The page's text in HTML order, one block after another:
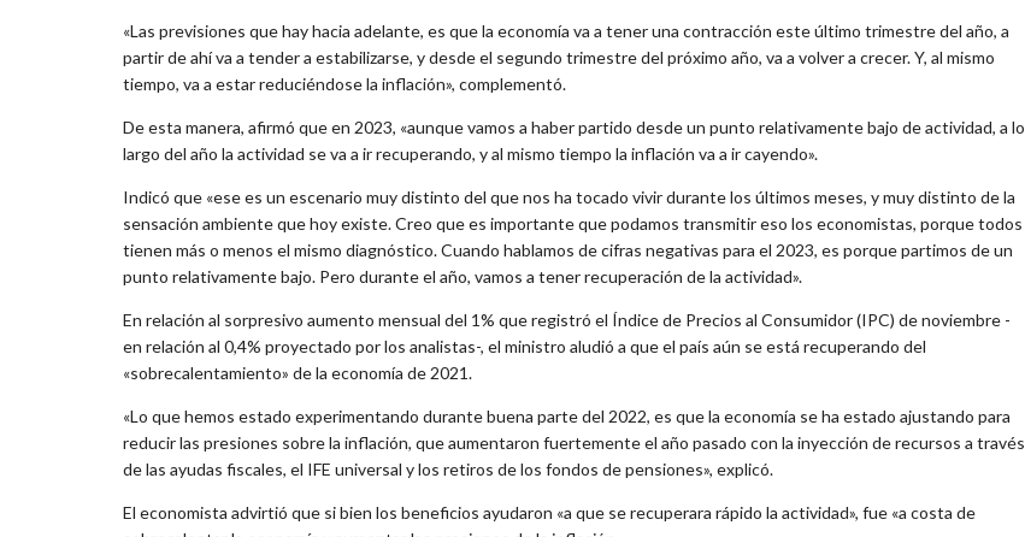
«Las previsiones que hay hacia adelante, es que la economía va a tener una contracción este último trimestre del año, a
partir de ahí va a tender a estabilizarse, y desde el segundo trimestre del próximo año, va a volver a crecer. Y, al mismo
tiempo, va a estar reduciéndose la inflación», complementó.
De esta manera, afirmó que en 2023, «aunque vamos a haber partido desde un punto relativamente bajo de actividad, a lo
largo del año la actividad se va a ir recuperando, y al mismo tiempo la inflación va a ir cayendo».
Indicó que «ese es un escenario muy distinto del que nos ha tocado vivir durante los últimos meses, y muy distinto de la
sensación ambiente que hoy existe. Creo que es importante que podamos transmitir eso los economistas, porque todos
tienen más o menos el mismo diagnóstico. Cuando hablamos de cifras negativas para el 2023, es porque partimos de un
punto relativamente bajo. Pero durante el año, vamos a tener recuperación de la actividad».
En relación al sorpresivo aumento mensual del 1% que registró el Índice de Precios al Consumidor (IPC) de noviembre -
en relación al 0,4% proyectado por los analistas-, el ministro aludió a que el país aún se está recuperando del
«sobrecalentamiento» de la economía de 2021.
«Lo que hemos estado experimentando durante buena parte del 2022, es que la economía se ha estado ajustando para
reducir las presiones sobre la inflación, que aumentaron fuertemente el año pasado con la inyección de recursos a través
de las ayudas fiscales, el IFE universal y los retiros de los fondos de pensiones», explicó.
El economista advirtió que si bien los beneficios ayudaron «a que se recuperara rápido la actividad», fue «a costa de